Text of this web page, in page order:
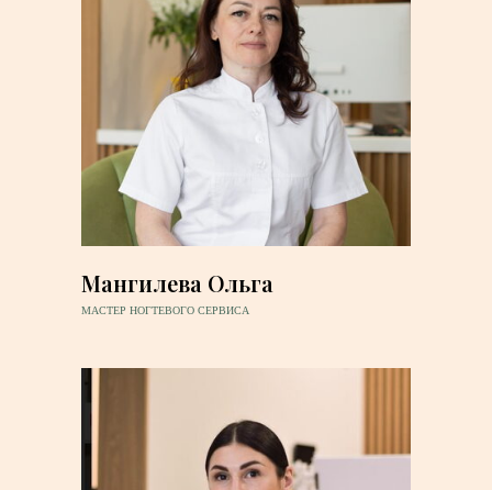
Мангилева Ольга
МАСТЕР НОГТЕВОГО СЕРВИСА